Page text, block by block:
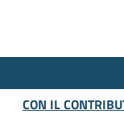
CON IL